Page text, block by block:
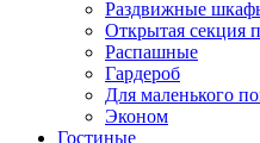
Раздвижные
Открытая секция
Распашные
Гардероб
Для маленького
Эконом
Гостиные